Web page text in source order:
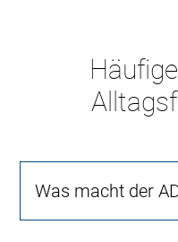
Was macht der